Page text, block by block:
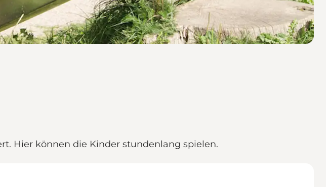
Hier können die Kinder stundenlang spielen.